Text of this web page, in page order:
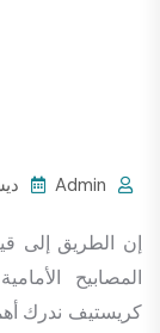
Admin
إن الطريق إلى
المصابيح
كريستيف ندرك